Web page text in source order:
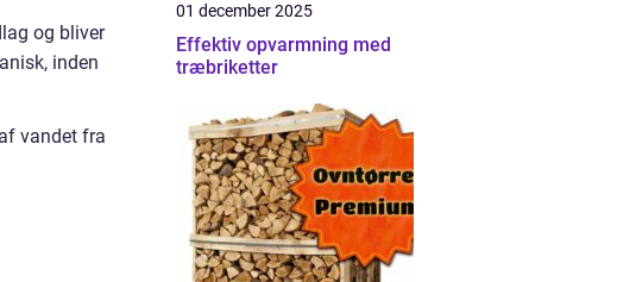
og bliver
inden
vandet fra
01 december 2025
Effektiv opvarmning med
træbriketter